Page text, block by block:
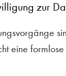
zur
eine